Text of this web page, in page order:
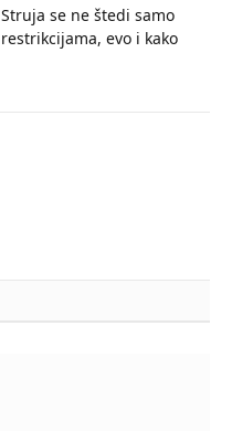
Struja se ne štedi samo
restrikcijama, evo i kako